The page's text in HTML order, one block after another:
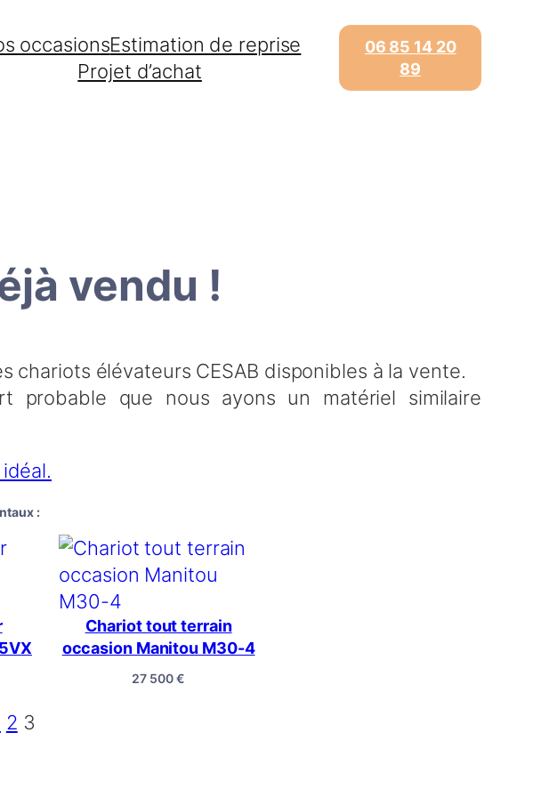
occasionsEstimation de reprise
Projet d’achat
06 85 14 20
89
vendu !
chariots élévateurs CESAB disponibles à la vente.
que nous ayons un matériel similaire
:
Chariot tout terrain
occasion Manitou M30-4
27 500€
2 3